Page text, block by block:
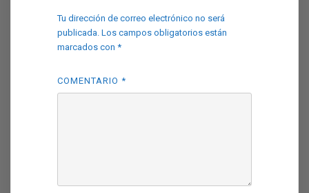
Tu dirección de correo electrónico no será
publicada. Los campos obligatorios están
marcados con *
COMENTARIO *